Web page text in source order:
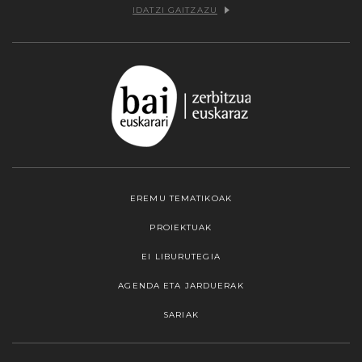
IDATZI GAITZAZU
EREMU TEMATIKOAK
PROIEKTUAK
EI LIBURUTEGIA
AGENDA ETA JARDUERAK
SARIAK